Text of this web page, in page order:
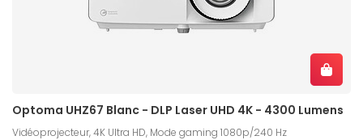
Optoma UHZ67 Blanc - DLP Laser UHD 4K - 4300 Lumens
Vidéoprojecteur, 4K Ultra HD, Mode gaming 1080p/240 Hz